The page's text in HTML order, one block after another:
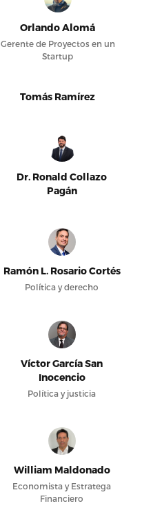
Orlando Alomá
Gerente de Proyectos en un
Startup
Tomás Ramírez
Dr. Ronald Collazo
Pagán
Ramón L. Rosario Cortés
Política y derecho
Víctor García San
Inocencio
Política y justicia
William Maldonado
Economista y Estratega
Financiero